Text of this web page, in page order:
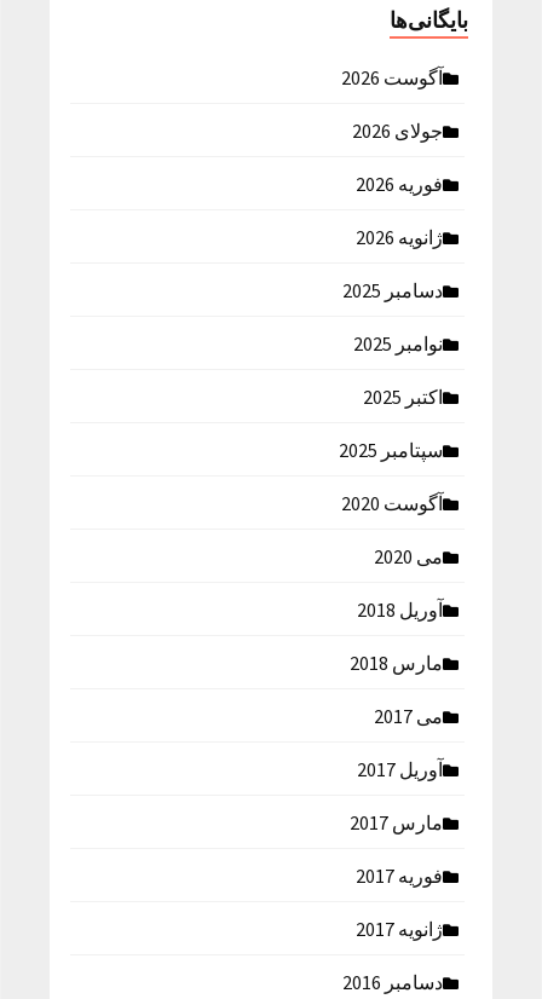
بایگانی‌ها
آگوست 2026
جولای 2026
فوریه 2026
ژانویه 2026
دسامبر 2025
نوامبر 2025
اکتبر 2025
سپتامبر 2025
آگوست 2020
می 2020
آوریل 2018
مارس 2018
می 2017
آوریل 2017
مارس 2017
فوریه 2017
ژانویه 2017
دسامبر 2016